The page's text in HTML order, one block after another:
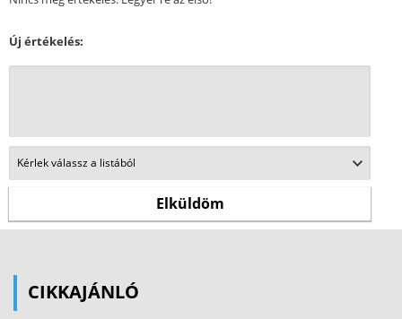
Új értékelés:
CIKKAJÁNLÓ